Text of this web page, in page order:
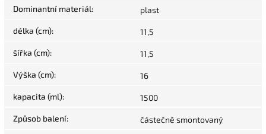
Dominantní materiál: plast
délka (cm): 11,5
šířka (cm): 11,5
Výška (cm): 16
kapacita (ml): 1500
Způsob balení: částečně smontovaný